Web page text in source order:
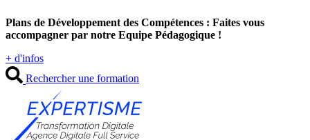
au
contenu
Plans de Développement des Compétences : Faites vous
accompagner par notre Equipe Pédagogique !
+ d'infos
Rechercher une formation